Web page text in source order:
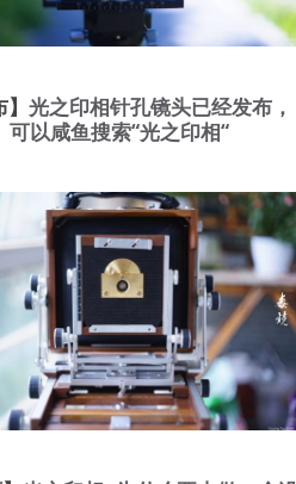
光之印相针孔镜头已经发布，
可以咸鱼搜索“光之印相“